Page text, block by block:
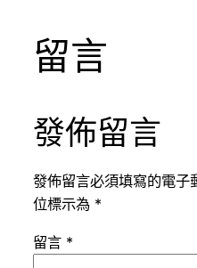
留言
發佈留言
發佈留言必須填寫的電子
位標示為 *
留言 *